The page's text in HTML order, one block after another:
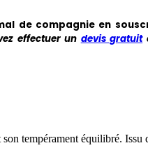
de compagnie en
effectuer un devis gratuit
tempérament équilibré.